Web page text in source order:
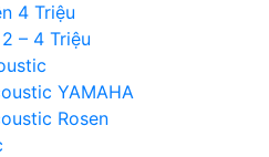
4 Triệu
– 4 Triệu
YAMAHA
Rosen